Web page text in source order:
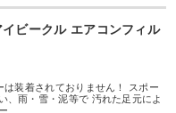
ビークル エアコンフィル
装着されておりません！ スポー
、雨・雪・泥等で 汚れた足元によ